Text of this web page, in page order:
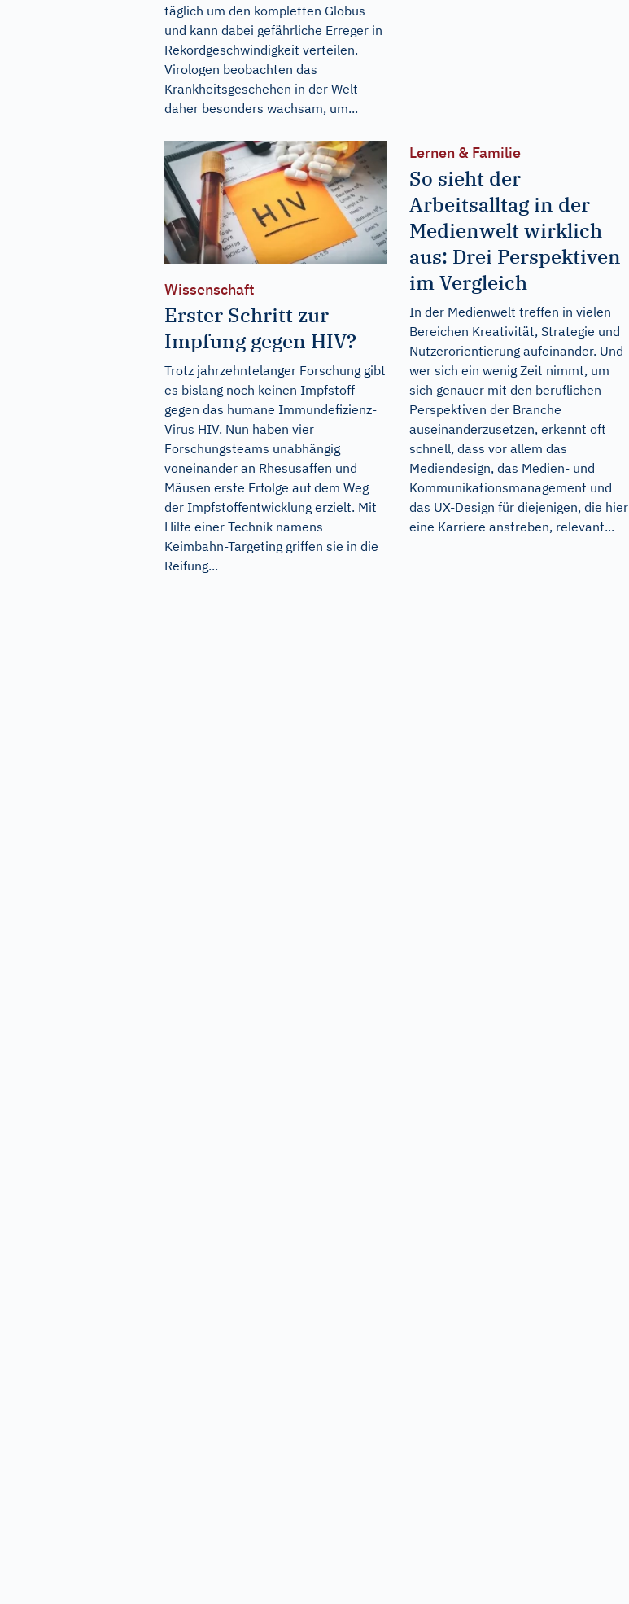
täglich um den kompletten Globus
und kann dabei gefährliche Erreger in
Rekordgeschwindigkeit verteilen.
Virologen beobachten das
Krankheitsgeschehen in der Welt
daher besonders wachsam, um...
Wissenschaft
Erster Schritt zur
Impfung gegen HIV?
Trotz jahrzehntelanger Forschung gibt
es bislang noch keinen Impfstoff
gegen das humane Immundefizienz-
Virus HIV. Nun haben vier
Forschungsteams unabhängig
voneinander an Rhesusaffen und
Mäusen erste Erfolge auf dem Weg
der Impfstoffentwicklung erzielt. Mit
Hilfe einer Technik namens
Keimbahn-Targeting griffen sie in die
Reifung...
Lernen & Familie
So sieht der
Arbeitsalltag in der
Medienwelt wirklich
aus: Drei Perspektiven
im Vergleich
In der Medienwelt treffen in vielen
Bereichen Kreativität, Strategie und
Nutzerorientierung aufeinander. Und
wer sich ein wenig Zeit nimmt, um
sich genauer mit den beruflichen
Perspektiven der Branche
auseinanderzusetzen, erkennt oft
schnell, dass vor allem das
Mediendesign, das Medien- und
Kommunikationsmanagement und
das UX-Design für diejenigen, die hier
eine Karriere anstreben, relevant...